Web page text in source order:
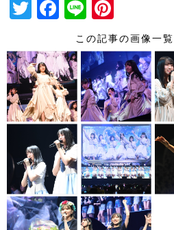
T
tt
er
F
c
e
b
o
o
k
Li
n
e
nt
er
e
st
この記事の画像一